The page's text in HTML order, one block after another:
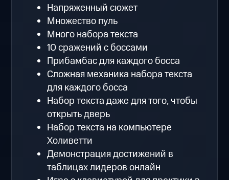
Напряженный сюжет
Множество пуль
Много набора текста
10 сражений с боссами
Прибамбас для каждого босса
Сложная механика набора текста
для каждого босса
Набор текста даже для того, чтобы
открыть дверь
Набор текста на компьютере
Холиветти
Демонстрация достижений в
таблицах лидеров онлайн